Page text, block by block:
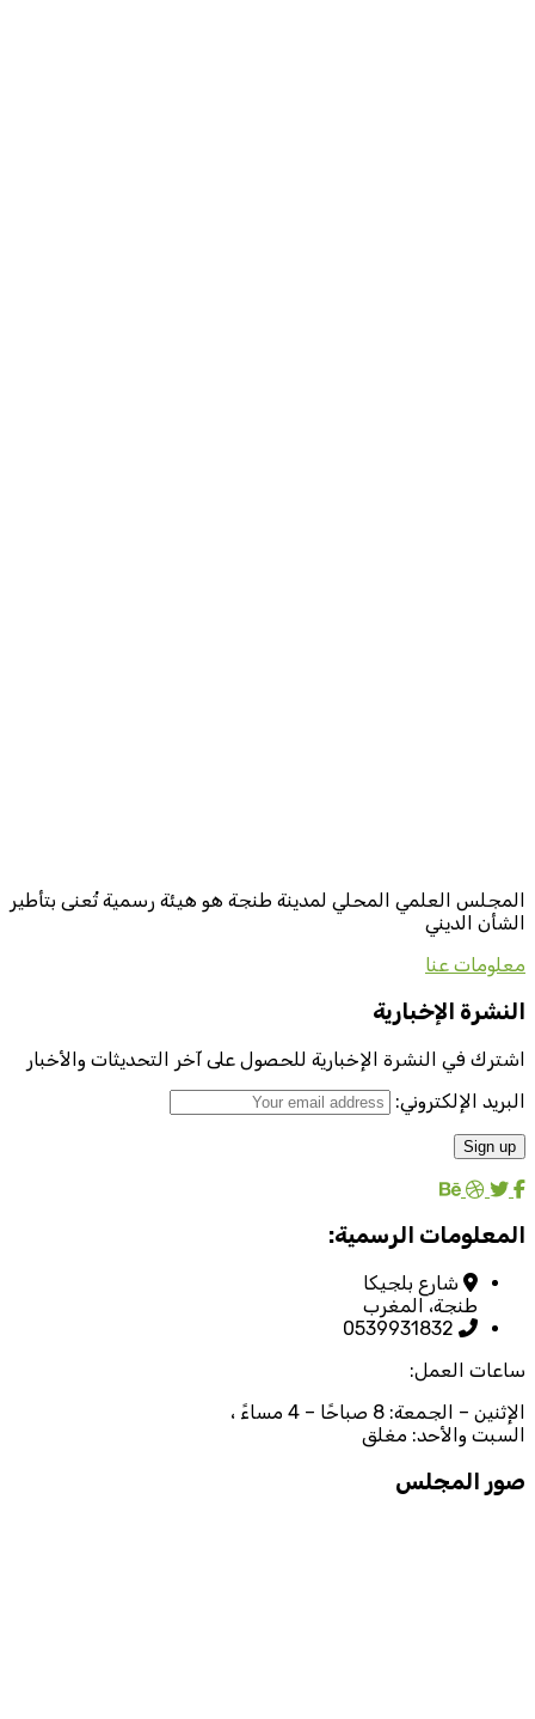
المجلس العلمي المحلي لمدينة طنجة هو هيئة رسمية تُعنى بتأطير
الشأن الديني
معلومات عنا
النشرة الإخبارية
اشترك في النشرة الإخبارية للحصول على آخر التحديثات والأخبار
البريد الإلكتروني:
المعلومات الرسمية:
شارع بلجيكا
طنجة، المغرب
0539931832
ساعات العمل:
الإثنين – الجمعة: 8 صباحًا – 4 مساءً ،
السبت والأحد: مغلق
صور المجلس